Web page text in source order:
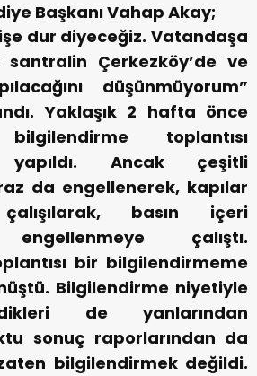
Başkanı Vahap Akay;
dur diyeceğiz. Vatandaşa
Çerkezköy’de ve
düşünmüyorum”
Yaklaşık 2 hafta önce
toplantısı
yapıldı. Ancak çeşitli
da engellenerek, kapılar
basın içeri
engellenmeye çalıştı.
bir bilgilendirmeme
Bilgilendirme niyetiyle
de yanlarından
sonuç raporlarından da
bilgilendirmek değildi.